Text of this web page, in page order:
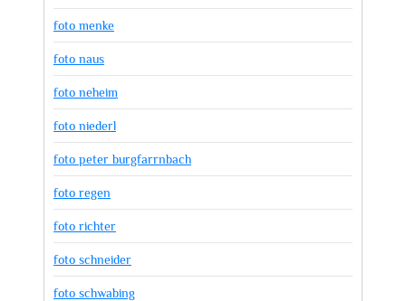
foto menke
foto naus
foto neheim
foto niederl
foto peter burgfarrnbach
foto regen
foto richter
foto schneider
foto schwabing